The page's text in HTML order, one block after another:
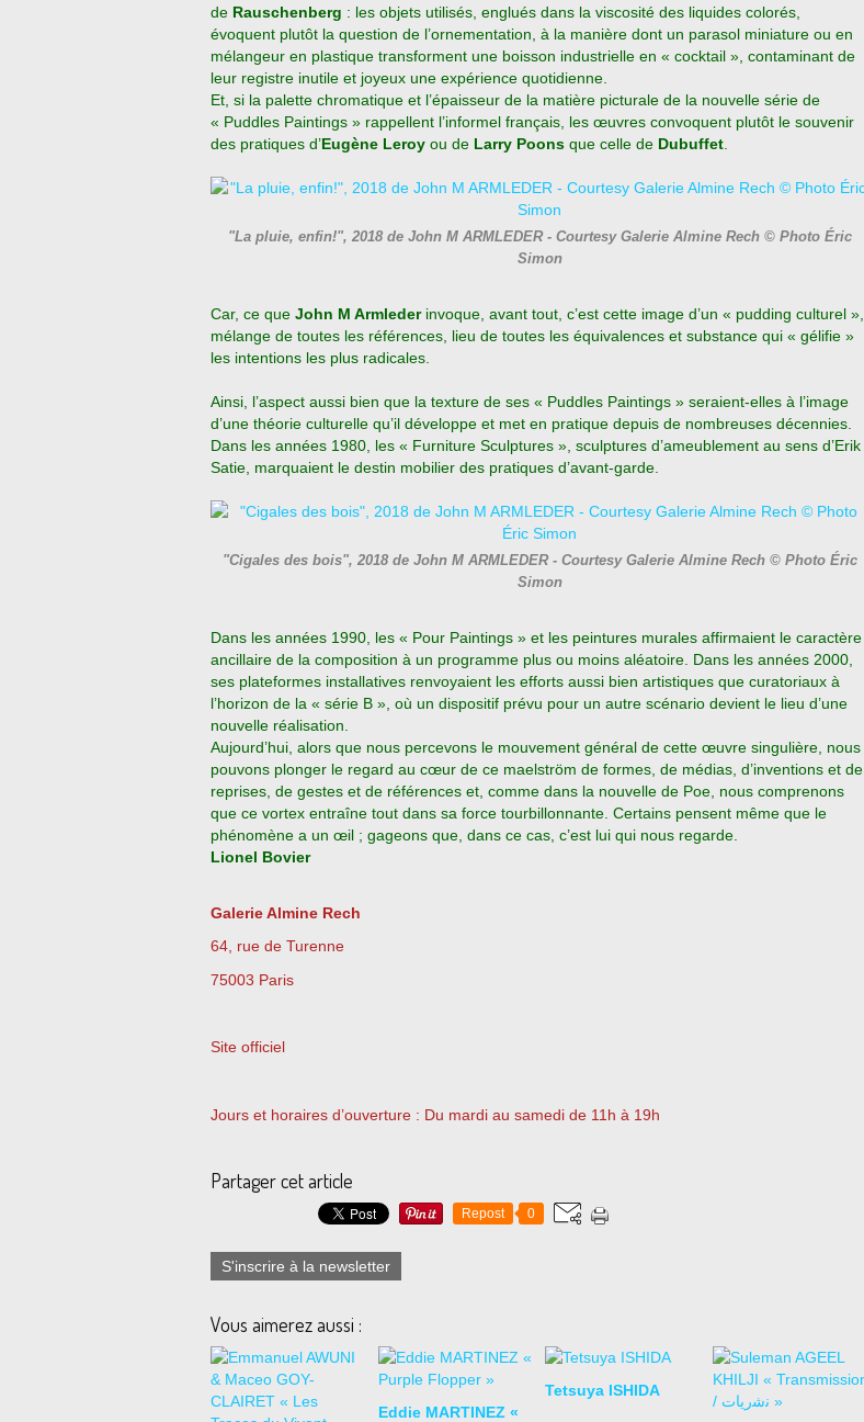
de Rauschenberg : les objets utilisés, englués dans la viscosité des liquides colorés,
évoquent plutôt la question de l’ornementation, à la manière dont un parasol miniature ou en
mélangeur en plastique transforment une boisson industrielle en « cocktail », contaminant de
leur registre inutile et joyeux une expérience quotidienne.
Et, si la palette chromatique et l’épaisseur de la matière picturale de la nouvelle série de
« Puddles Paintings » rappellent l’informel français, les œuvres convoquent plutôt le souvenir
des pratiques d’Eugène Leroy ou de Larry Poons que celle de Dubuffet
"La pluie, enfin!", 2018 de John M ARMLEDER - Courtesy Galerie Almine Rech © Photo Éric
Simon
Car, ce que John M Armlederinvoque, avant tout, c’est cette image d’un « pudding culturel »,
mélange de toutes les références, lieu de toutes les équivalences et substance qui « gélifie »
les intentions les plus radicales.
Ainsi, l’aspect aussi bien que la texture de ses « Puddles Paintings » seraient-elles à l’image
d’une théorie culturelle qu’il développe et met en pratique depuis de nombreuses décennies.
Dans les années 1980, les « Furniture Sculptures », sculptures d’ameublement au sens d’Erik
Satie, marquaient le destin mobilier des pratiques d’avant-garde.
"Cigales des bois", 2018 de John M ARMLEDER - Courtesy Galerie Almine Rech © Photo Éric
Simon
Dans les années 1990, les « Pour Paintings » et les peintures murales affirmaient le caractère
ancillaire de la composition à un programme plus ou moins aléatoire. Dans les années 2000,
ses plateformes installatives renvoyaient les efforts aussi bien artistiques que curatoriaux à
l’horizon de la « série B », où un dispositif prévu pour un autre scénario devient le lieu d’une
nouvelle réalisation.
Aujourd’hui, alors que nous percevons le mouvement général de cette œuvre singulière, nous
pouvons plonger le regard au cœur de ce maelström de formes, de médias, d’inventions et de
reprises, de gestes et de références et, comme dans la nouvelle de Poe, nous comprenons
que ce vortex entraîne tout dans sa force tourbillonnante. Certains pensent même que le
phénomène a un œil ; gageons que, dans ce cas, c’est lui qui nous regarde.
Lionel Bovier
Galerie Almine Rech
64, rue de Turenne
75003 Paris
Site officiel
Jours et horaires d’ouverture : Du mardi au samedi de 11h à 19h
Partager cet article
Repost 0
S'inscrire à la newsletter
Vous aimerez aussi :
Eddie MARTINEZ «
Tetsuya ISHIDA